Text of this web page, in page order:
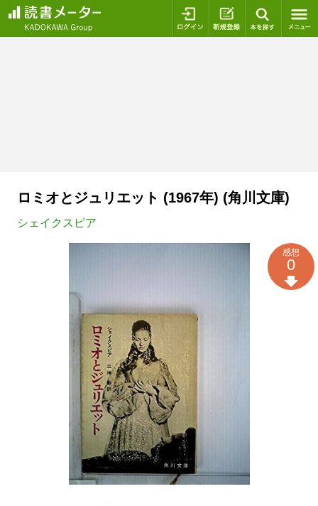
ログイン 新規登録
ロミオとジュリエット (1967年) (角川文庫)
シェイクスピア
感想
0